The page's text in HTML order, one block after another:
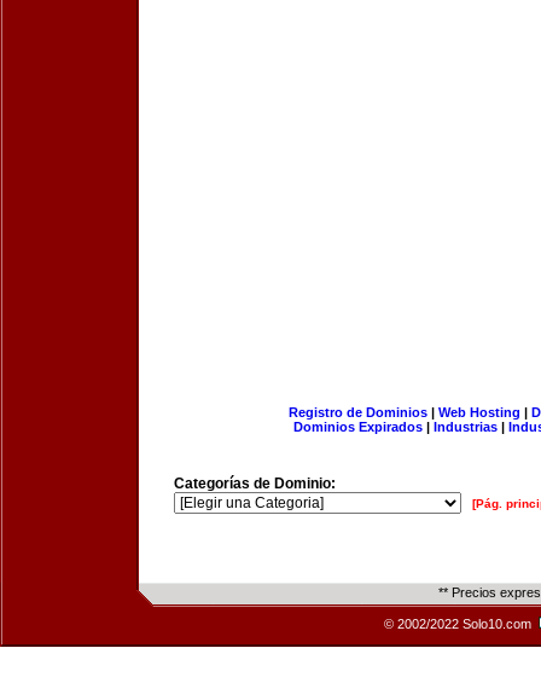
Registro de Dominios| Web Hosting |
Dominios Expirados | Industrias |
Categorías de Dominio:
[Pág.
** Precios
© 2002/2022 Solo10.com